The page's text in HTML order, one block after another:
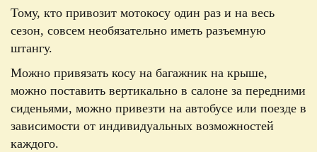
Тому, кто привозит мотокосу один раз и на весь
сезон, совсем необязательно иметь разъемную
штангу.
Можно привязать косу на багажник на крыше,
можно поставить вертикально в салоне за передними
сиденьями, можно привезти на автобусе или поезде в
зависимости от индивидуальных возможностей
каждого.